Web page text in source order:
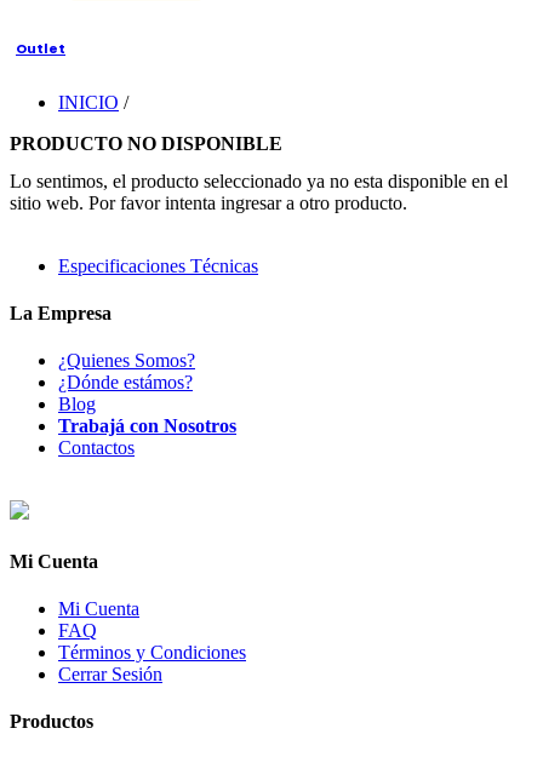
Outlet
INICIO /
PRODUCTO NO DISPONIBLE
Lo sentimos, el producto seleccionado ya no esta disponible en el
sitio web. Por favor intenta ingresar a otro producto.
Especificaciones Técnicas
La Empresa
¿Quienes Somos?
¿Dónde estámos?
Blog
Trabajá con Nosotros
Contactos
Mi Cuenta
Mi Cuenta
FAQ
Términos y Condiciones
Cerrar Sesión
Productos